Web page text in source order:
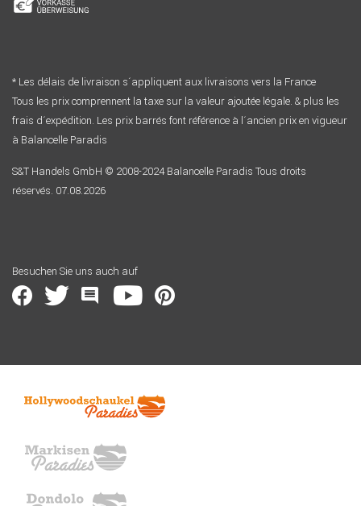
* Les délais de livraison s´appliquent aux livraisons vers la France
Tous les prix comprennent la taxe sur la valeur ajoutée légale. & plus les
frais d´expédition. Les prix barrés font référence à l´ancien prix en vigueur
à Balancelle Paradis
S&T Handels GmbH © 2008-2024 Balancelle Paradis Tous droits
réservés. 07.08.2026
Besuchen Sie uns auch auf